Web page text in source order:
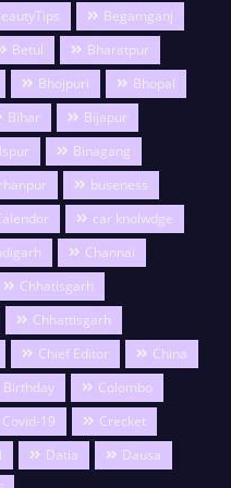
Begamganj
Betul
Bharatpur
Bhojpuri
Bhopal
Bihar
Bijapur
Binagang
buseness
car knolwdge
Channai
Chhatisgarh
Chhattisgarh
Chief Editor
China
Birthday
Colombo
Covid-19
Crecket
Datia
Dausa